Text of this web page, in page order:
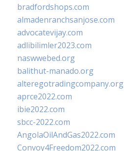
bradfordshops.com
almadenranchsanjose.com
advocatevijay.com
adlibilimler2023.com
naswwebed.org
balithut-manado.org
alteregotradingcompany.org
aprce2022.com
ibie2022.com
sbcc-2022.com
AngolaOilAndGas2022.com
Convoy4Freedom2022.com